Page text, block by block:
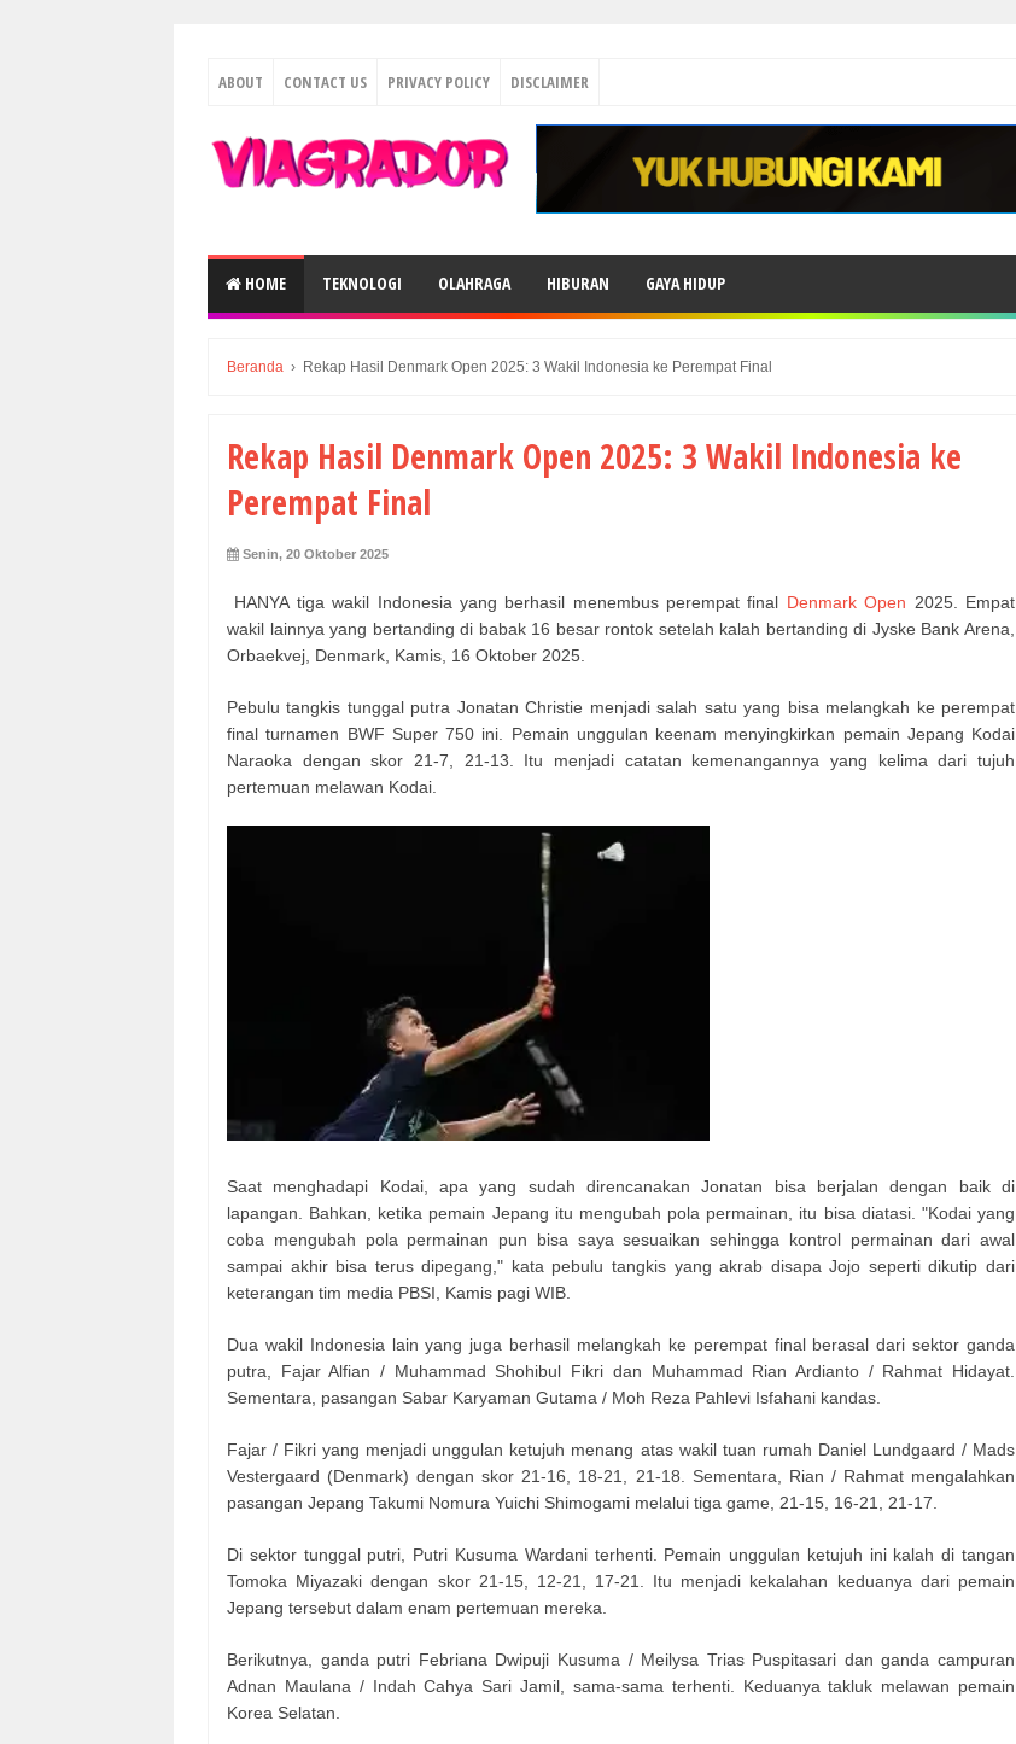
ABOUT CONTACT US PRIVACY POLICY DISCLAIMER
HOME TEKNOLOGI OLAHRAGA HIBURAN GAYA HIDUP
Beranda › Rekap Hasil Denmark Open 2025: 3 Wakil Indonesia ke Perempat Final
Rekap Hasil Denmark Open 2025: 3 Wakil Indonesia ke
Perempat Final
Senin, 20 Oktober 2025
HANYA tiga wakil Indonesia yang berhasil menembus perempat final Denmark Open 2025. Empat
wakil lainnya yang bertanding di babak 16 besar rontok setelah kalah bertanding di Jyske Bank Arena,
Orbaekvej, Denmark, Kamis, 16 Oktober 2025.
Pebulu tangkis tunggal putra Jonatan Christie menjadi salah satu yang bisa melangkah ke perempat
final turnamen BWF Super 750 ini. Pemain unggulan keenam menyingkirkan pemain Jepang Kodai
Naraoka dengan skor 21-7, 21-13. Itu menjadi catatan kemenangannya yang kelima dari tujuh
pertemuan melawan Kodai.
Saat menghadapi Kodai, apa yang sudah direncanakan Jonatan bisa berjalan dengan baik di
lapangan. Bahkan, ketika pemain Jepang itu mengubah pola permainan, itu bisa diatasi. "Kodai yang
coba mengubah pola permainan pun bisa saya sesuaikan sehingga kontrol permainan dari awal
sampai akhir bisa terus dipegang," kata pebulu tangkis yang akrab disapa Jojo seperti dikutip dari
keterangan tim media PBSI, Kamis pagi WIB.
Dua wakil Indonesia lain yang juga berhasil melangkah ke perempat final berasal dari sektor ganda
putra, Fajar Alfian / Muhammad Shohibul Fikri dan Muhammad Rian Ardianto / Rahmat Hidayat.
Sementara, pasangan Sabar Karyaman Gutama / Moh Reza Pahlevi Isfahani kandas.
Fajar / Fikri yang menjadi unggulan ketujuh menang atas wakil tuan rumah Daniel Lundgaard / Mads
Vestergaard (Denmark) dengan skor 21-16, 18-21, 21-18. Sementara, Rian / Rahmat mengalahkan
pasangan Jepang Takumi Nomura Yuichi Shimogami melalui tiga game, 21-15, 16-21, 21-17.
Di sektor tunggal putri, Putri Kusuma Wardani terhenti. Pemain unggulan ketujuh ini kalah di tangan
Tomoka Miyazaki dengan skor 21-15, 12-21, 17-21. Itu menjadi kekalahan keduanya dari pemain
Jepang tersebut dalam enam pertemuan mereka.
Berikutnya, ganda putri Febriana Dwipuji Kusuma / Meilysa Trias Puspitasari dan ganda campuran
Adnan Maulana / Indah Cahya Sari Jamil, sama-sama terhenti. Keduanya takluk melawan pemain
Korea Selatan.